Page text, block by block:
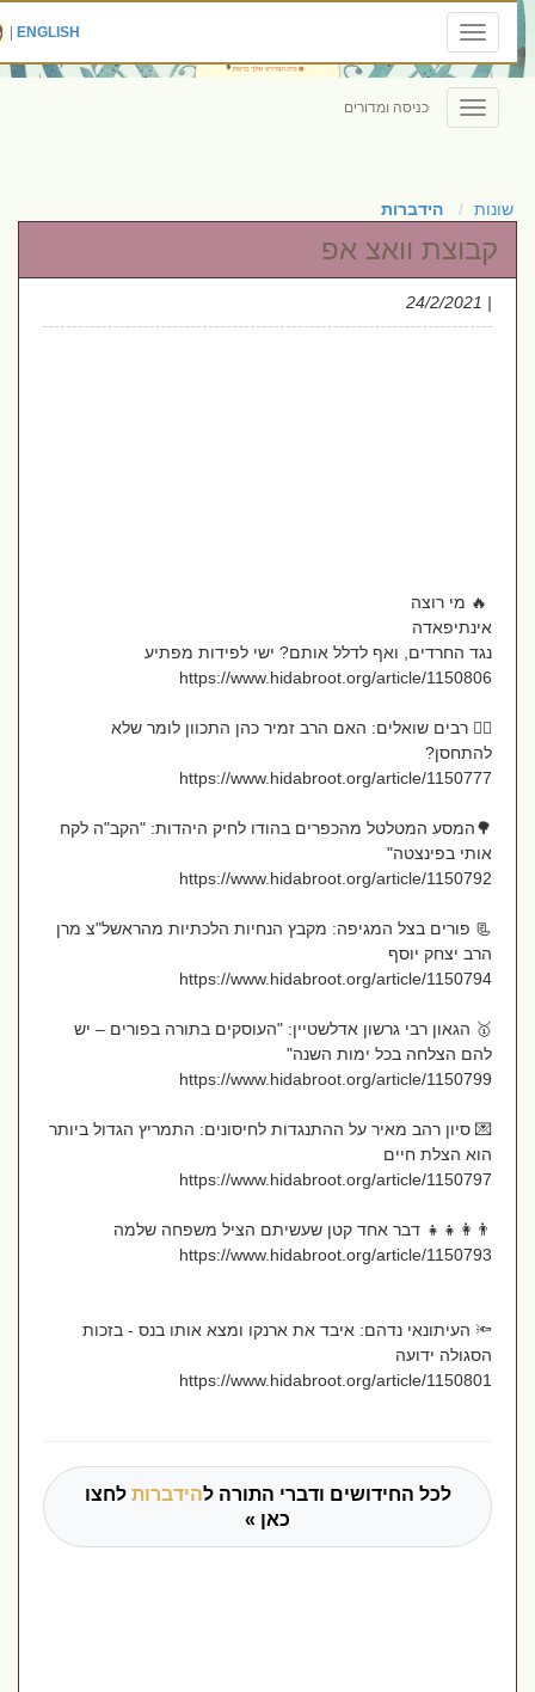
Toggle
navigation
ENGLISH
|
Toggle
navigation
כניסה ומדורים
שונות הידברות
קבוצת וואצ אפ
🔥 מי רוצה
אינתיפאדה
נגד החרדים, ואף לדלל אותם? ישי לפידות מפתיע
https://www.hidabroot.org/article/1150806
👈🏻 רבים שואלים: האם הרב זמיר כהן התכוון לומר שלא
להתחסן?
https://www.hidabroot.org/article/1150777
🌳המסע המטלטל מהכפרים בהודו לחיק היהדות: "הקב"ה לקח
אותי בפינצטה"
https://www.hidabroot.org/article/1150792
📃 פורים בצל המגיפה: מקבץ הנחיות הלכתיות מהראשל"צ מרן
הרב יצחק יוסף
https://www.hidabroot.org/article/1150794
🥇 הגאון רבי גרשון אדלשטיין: "העוסקים בתורה בפורים – יש
להם הצלחה בכל ימות השנה"
https://www.hidabroot.org/article/1150799
💌 סיון רהב מאיר על ההתנגדות לחיסונים: התמריץ הגדול ביותר
הוא הצלת חיים
https://www.hidabroot.org/article/1150797
👨‍👩‍👧‍👧 דבר אחד קטן שעשיתם הציל משפחה שלמה
https://www.hidabroot.org/article/1150793
🔦 העיתונאי נדהם: איבד את ארנקו ומצא אותו בנס - בזכות
הסגולה ידועה
https://www.hidabroot.org/article/1150801
לכל החידושים ודברי התורה להידברותלחצו
כאן »